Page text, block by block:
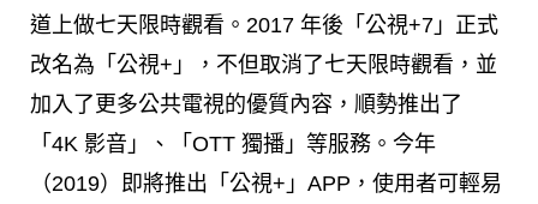
道上做七天限時觀看。2017 年後「公視+7」正式
改名為「公視+」，不但取消了七天限時觀看，並
加入了更多公共電視的優質內容，順勢推出了
「4K 影音」、「OTT 獨播」等服務。今年
（2019）即將推出「公視+」APP，使用者可輕易